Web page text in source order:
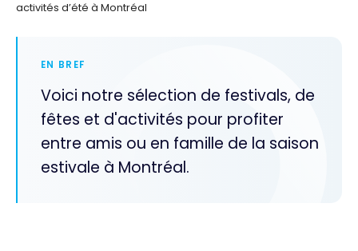
activités d’été à Montréal
EN BREF
Voici notre sélection de festivals, de
fêtes et d'activités pour profiter
entre amis ou en famille de la saison
estivale à Montréal.